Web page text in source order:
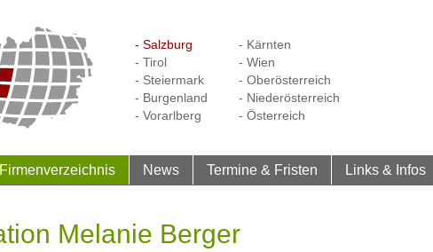
- Salzburg
- Tirol
- Steiermark
- Burgenland
- Vorarlberg
- Kärnten
- Wien
- Oberösterreich
- Niederösterreich
- Österreich
Firmenverzeichnis News Termine & Fristen Links & Infos
Melanie Berger